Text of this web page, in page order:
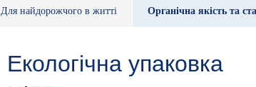
Для найдорожчого в житті Органічна якість та
Екологічна упаковка